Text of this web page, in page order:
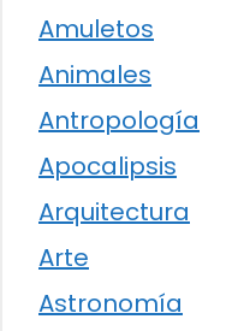
Amuletos
Animales
Antropología
Apocalipsis
Arquitectura
Arte
Astronomía